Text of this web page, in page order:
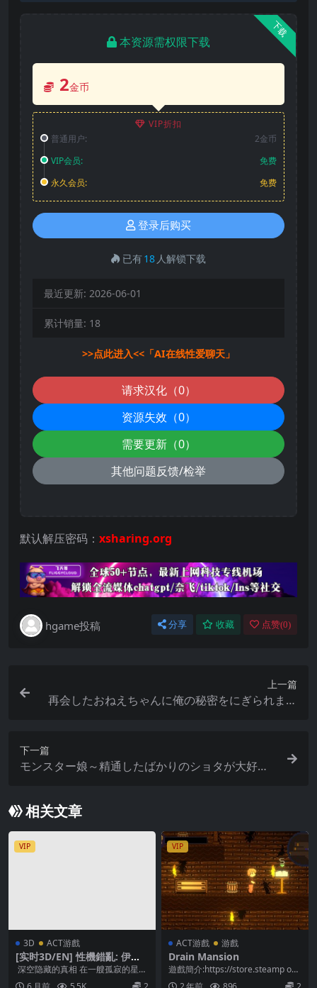
下载
本资源需权限下载
2金币
VIP折扣
普通用户:
2金币
VIP会员:
免费
永久会员:
免费
登录后购买
已有18 人解锁下载
最近更新: 2026-06-01
累计销量: 18
>>点此进入<<「AI在线性爱聊天」
请求汉化（0）
资源失效（0）
需要更新（0）
其他问题反馈/检举
默认解压密码： xsharing.org
hgame投稿 分享 收藏 点赞(0)
上一篇
再会したおねえちゃんに俺の秘密をにぎられまし
下一篇
モンスター娘～精通したばかりのショタが大好物
相关文章
VIP
3D ACT游戲
[实时3D/EN] 性機錯亂: 伊利
希亞計畫 Eropsychosis: The
Project Elysiara [Demo]
深空隐藏的真相 在一艘孤寂的星舰
上，你唯一的AI同步系统陷入了“Er
VIP
ACT游戲 游戲
Drain Mansion
遊戲簡介:https://store.steamp ow
ered.com/app...